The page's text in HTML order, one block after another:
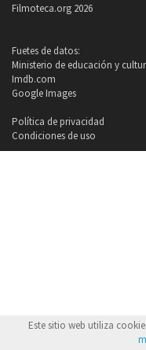
Filmoteca.org 2026
Fuetes de datos:
Ministerio de educación y
Imdb.com
Google Images
Política de privacidad
Condiciones de uso
Este sitio web utiliza